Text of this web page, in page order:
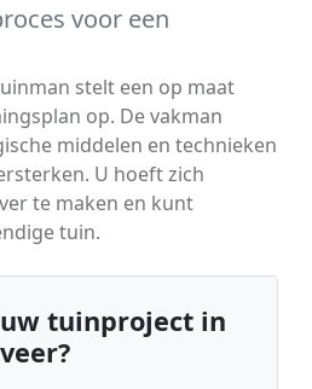
voor een
stelt een op maat
op. De vakman
middelen en technieken
U hoeft zich
te maken en kunt
tuin.
tuinproject in